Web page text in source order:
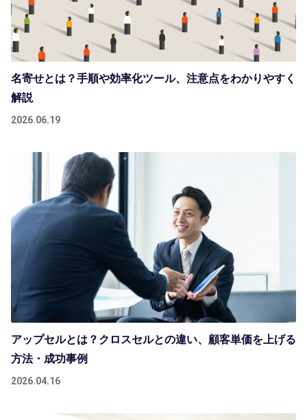
名寄せとは？手順や効率化ツール、注意点をわかりやすく
解説
2026.06.19
アップセルとは？クロスセルとの違い、顧客単価を上げる
方法・成功事例
2026.04.16